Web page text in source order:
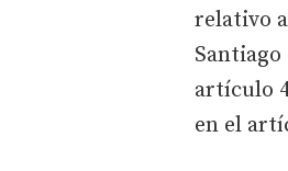
relativo
artículo
en el